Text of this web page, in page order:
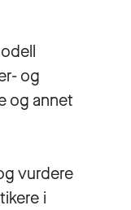
og
og annet
vurdere
i